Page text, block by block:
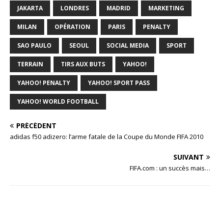
JAKARTA LONDRES MADRID MARKETING
MILAN OPÉRATION PARIS PENALTY
SAO PAULO SEOUL SOCIAL MEDIA SPORT
TERRAIN TIRS AUX BUTS YAHOO!
YAHOO! PENALTY YAHOO! SPORT PASS
YAHOO! WORLD FOOTBALL
PRÉCÉDENT
adidas f50 adizero: l’arme fatale de la Coupe du Monde FIFA 2010
SUIVANT
FIFA.com : un succès mais…